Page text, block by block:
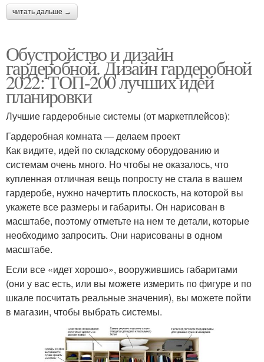
читать дальше →
Обустройство и дизайн
гардеробной. Дизайн гардеробной
2022: ТОП-200 лучших идей
планировки
Лучшие гардеробные системы (от маркетплейсов):
Гардеробная комната — делаем проект
Как видите, идей по складскому оборудованию и
системам очень много. Но чтобы не оказалось, что
купленная отличная вещь попросту не стала в вашем
гардеробе, нужно начертить плоскость, на которой вы
укажете все размеры и габариты. Он нарисован в
масштабе, поэтому отметьте на нем те детали, которые
необходимо запросить. Они нарисованы в одном
масштабе.
Если все «идет хорошо», вооружившись габаритами
(они у вас есть, или вы можете измерить по фигуре и по
шкале посчитать реальные значения), вы можете пойти
в магазин, чтобы выбрать системы.